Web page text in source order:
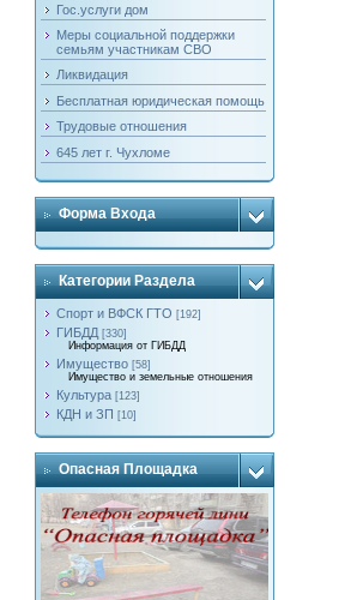
Гос.услуги дом
Меры социальной поддержки
семьям участникам СВО
Ликвидация
Бесплатная юридическая помощь
Трудовые отношения
645 лет г. Чухломе
Форма Входа
Категории Раздела
Спорт и ВФСК ГТО [192]
ГИБДД [330]
Информация от ГИБДД
Имущество [58]
Имущество и земельные отношения
Культура [123]
КДН и ЗП [10]
Опасная Площадка